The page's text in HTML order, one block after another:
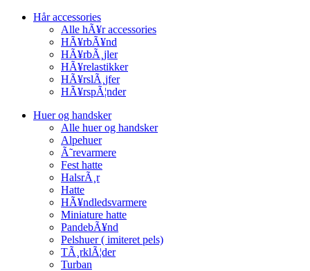
Hår accessories
Alle hÃ¥r accessories
HÃ¥rbÃ¥nd
HÃ¥rbÃ¸jler
HÃ¥relastikker
HÃ¥rslÃ¸jfer
HÃ¥rspÃ¦nder
Huer og handsker
Alle huer og handsker
Alpehuer
Ã˜revarmere
Fest hatte
HalsrÃ¸r
Hatte
HÃ¥ndledsvarmere
Miniature hatte
PandebÃ¥nd
Pelshuer ( imiteret pels)
TÃ¸rklÃ¦der
Turban